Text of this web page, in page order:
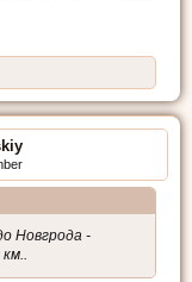
Новгрода -